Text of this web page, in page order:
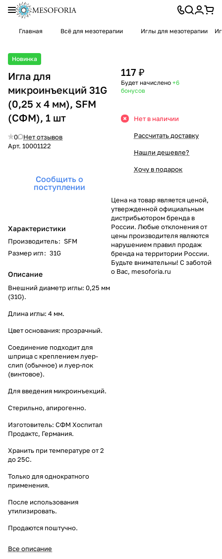
Главная Всё для мезотерапии Иглы для мезотерапии
Новинка
Игла для
микроинъекций 31G
(0,25 х 4 мм), SFM
(СФМ), 1 шт
0
Нет отзывов
Арт. 10001122
Сообщить о
поступлении
Характеристики
Производитель: SFM
Размер игл: 31G
Описание
Внешний диаметр иглы: 0,25 мм
(31G).
Длина иглы: 4 мм.
Цвет основания: прозрачный.
Соединение подходит для
шприца с креплением луер-
слип (обычное) и луер-лок
(винтовое).
Для введения микроинъекций.
Стерильно, апирогенно.
Изготовитель: СФМ Хоспитал
Продактс, Германия.
Хранить при температуре от 2
до 25C.
Только для однократного
применения.
После использования
утилизировать.
Продаются поштучно.
Все описание
117 ₽
Будет начислено +6
бонусов
Нет в наличии
Рассчитать доставку
Нашли дешевле?
Хочу в подарок
Цена на товар является ценой,
утвержденной официальным
дистрибьютором бренда в
России. Любые отклонения от
цены производителя являются
нарушением правил продаж
бренда на территории России.
Будьте внимательны! С заботой
о Вас, mesoforia.ru